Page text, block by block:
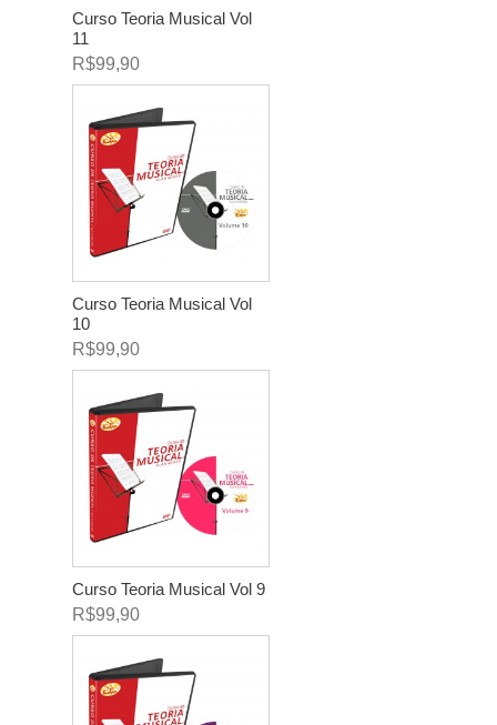
Curso Teoria Musical Vol
11
R$99,90
Curso Teoria Musical Vol
10
R$99,90
Curso Teoria Musical Vol 9
R$99,90